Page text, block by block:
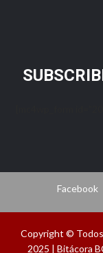
Facebook
Copyright ©
2025 | Bitácora